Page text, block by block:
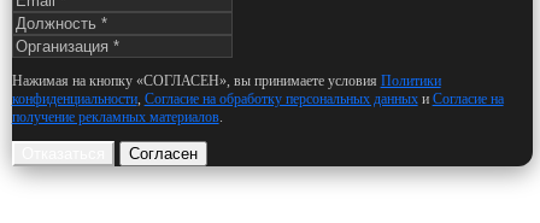
Нажимая на кнопку «СОГЛАСЕН», вы принимаете условия Политики
конфиденциальности, Согласие на обработку персональных данныхи Согласие на
получение рекламных материалов.
Согласен